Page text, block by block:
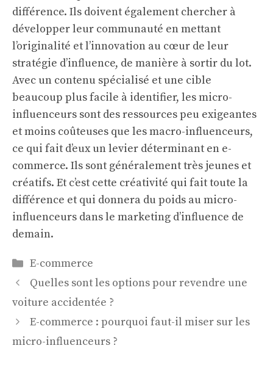
différence. Ils doivent également chercher à
développer leur communauté en mettant
l’originalité et l’innovation au cœur de leur
stratégie d’influence, de manière à sortir du lot.
Avec un contenu spécialisé et une cible
beaucoup plus facile à identifier, lesmicro-
influenceurs sont des ressources peu exigeantes
et moins coûteuses que les macro-influenceurs,
ce qui fait d’eux un levier déterminant en e-
commerce. Ils sont généralement très jeunes et
créatifs. Et c’est cette créativité qui fait toute la
différence et qui donnera du poids au micro-
influenceurs dans le marketing d’influence de
demain.
Catégories
E-commerce
Quelles sont les options pour revendre une
voiture accidentée ?
E-commerce : pourquoi faut-il miser sur les
micro-influenceurs ?